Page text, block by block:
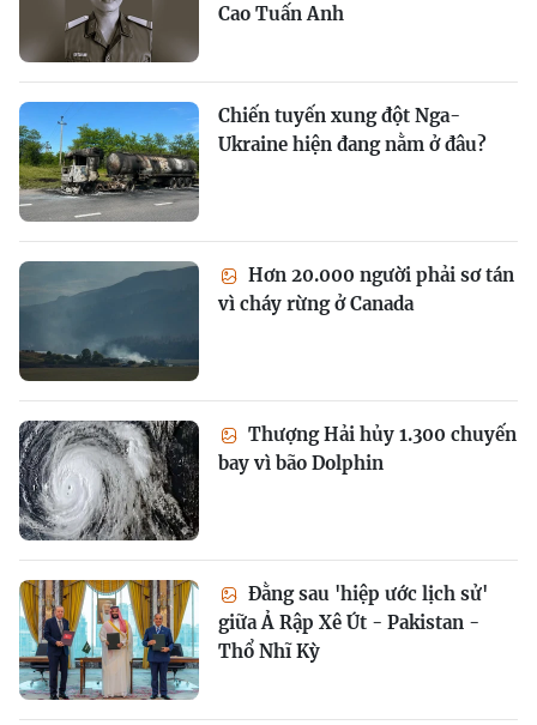
Cao Tuấn Anh
Chiến tuyến xung đột Nga-
Ukraine hiện đang nằm ở đâu?
Hơn 20.000 người phải sơ tán
vì cháy rừng ở Canada
Thượng Hải hủy 1.300 chuyến
bay vì bão Dolphin
Đằng sau 'hiệp ước lịch sử'
giữa Ả Rập Xê Út - Pakistan -
Thổ Nhĩ Kỳ